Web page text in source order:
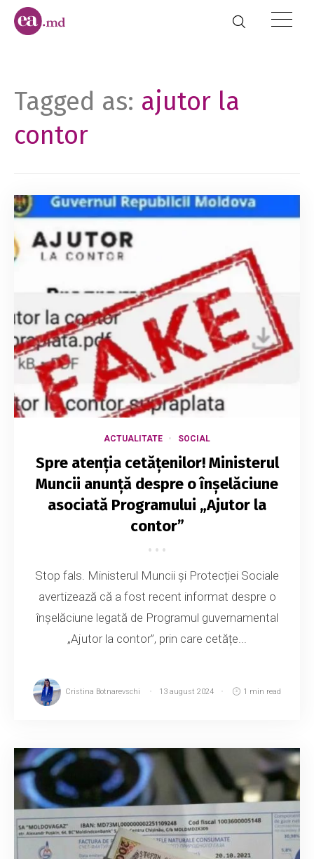
Tagged as: ajutor la
contor
ACTUALITATE SOCIAL
Spre atenția cetățenilor! Ministerul
Muncii anunță despre o înșelăciune
asociată Programului „Ajutor la
contor”
Stop fals. Ministerul Muncii și Protecției Sociale
avertizează că a fost recent informat despre o
înșelăciune legată de Programul guvernamental
„Ajutor la contor”, prin care cetățe...
Cristina Botnarevschi 13 august 2024 1 min read